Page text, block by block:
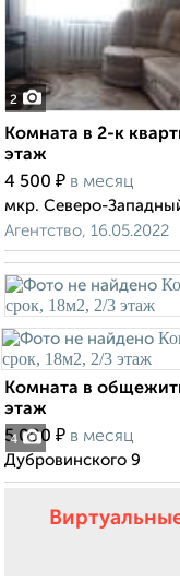
2
Комната в 2-к
этаж
4 500 ₽ в месяц
мкр. Северо-
Агентство, 16.05.2022
4
Комната в
этаж
5 000 ₽ в месяц
Дубровинского 9